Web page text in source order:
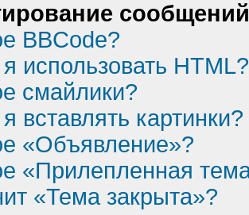
BBCode?
использовать HTML?
смайлики?
вставлять картинки?
«Объявление»?
«Прилепленная
«Тема закрыта»?